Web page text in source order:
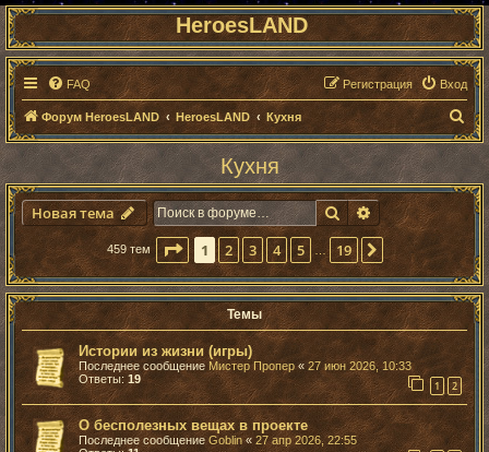
HeroesLAND
FAQ Вход
Регистрация
Форум HeroesLAND HeroesLAND Кухня
П
о
с
Кухня
Новая тема ПоискРасширенный
459 тем Страница из 19
1 2 3 4 5 … 19 След.
Темы
Истории из жизни (игры)
Последнее сообщение Мистер Пропер« 27 июн 2026, 10:33
Ответы: 19 1 2
О бесполезных вещах в проекте
Последнее сообщение Goblin«27 апр 2026, 22:55